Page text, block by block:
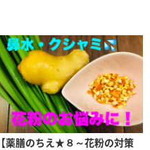
【薬膳のちえ★８～花粉の対策